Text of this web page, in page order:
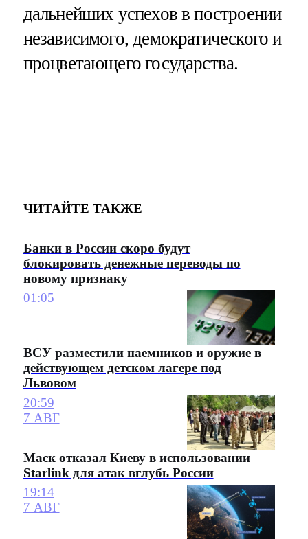
дальнейших успехов в построении
независимого, демократического и
процветающего государства.
ЧИТАЙТЕ ТАКЖЕ
Банки в России скоро будут
блокировать денежные переводы по
новому признаку
01:05
ВСУ разместили наемников и оружие в
действующем детском лагере под
Львовом
20:59
7 АВГ
Маск отказал Киеву в использовании
Starlink для атак вглубь России
19:14
7 АВГ